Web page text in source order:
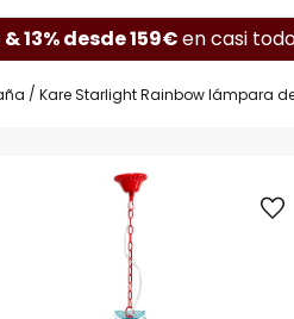
& 13% desde 159€en casi
Kare Starlight Rainbow lámpara